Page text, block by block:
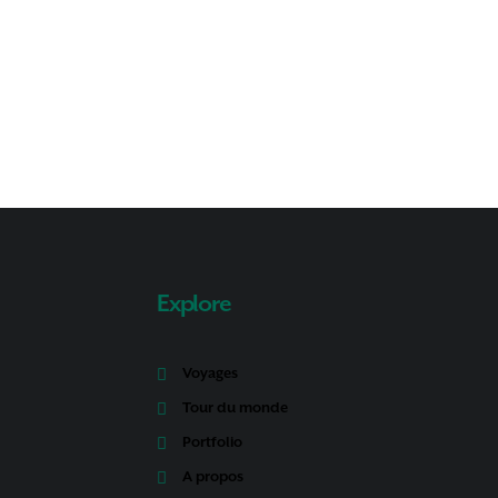
Explore
Voyages
Tour du monde
Portfolio
A propos